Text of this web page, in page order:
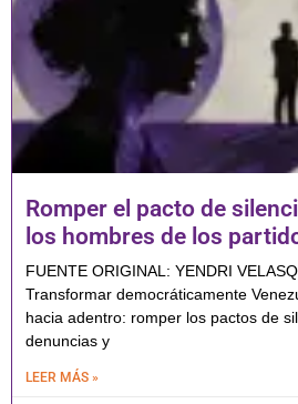
Romper el pacto de
los hombres de los
FUENTE ORIGINAL: YENDRI
Transformar democráticamente
hacia adentro: romper los pactos de
denuncias y
LEER MÁS »